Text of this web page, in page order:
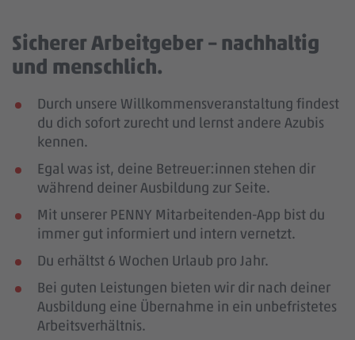
Sicherer Arbeitgeber – nachhaltig
und menschlich.
Durch unsere Willkommensveranstaltung findest
du dich sofort zurecht und lernst andere Azubis
kennen.
Egal was ist, deine Betreuer:innen stehen dir
während deiner Ausbildung zur Seite.
Mit unserer PENNY Mitarbeitenden-App bist du
immer gut informiert und intern vernetzt.
Du erhältst 6 Wochen Urlaub pro Jahr.
Bei guten Leistungen bieten wir dir nach deiner
Ausbildung eine Übernahme in ein unbefristetes
Arbeitsverhältnis.